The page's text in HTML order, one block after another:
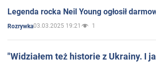
Legenda rocka Neil Young ogłosił
Rozrywka03.03.2025 19:21 1
"Widziałem też historie z Ukrainy. I